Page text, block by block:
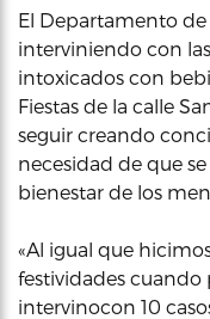
El Departamento
interviniendo con
intoxicados con
Fiestas de la calle
seguir creando
necesidad de que
bienestar de los
«Al igual que
festividades cuando
intervinocon 10